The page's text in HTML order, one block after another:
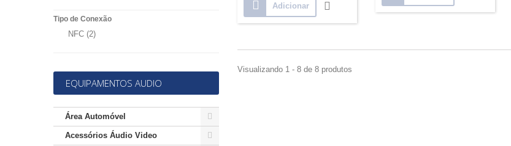
Tipo de Conexão
NFC (2)
EQUIPAMENTOS AUDIO
Área Automóvel
Acessórios Áudio Video
Adicionar
Visualizando 1 - 8 de 8 produtos